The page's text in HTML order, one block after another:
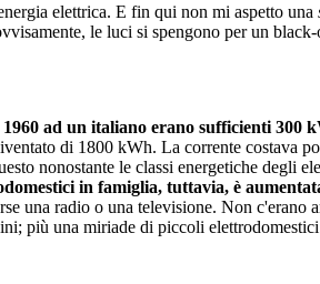
elettrica. E fin qui non mi aspetto una
le luci si spengono per un
1960 ad un italiano erano sufficienti 300
di 1800 kWh. La corrente costava
nonostante le classi energetiche degli
in famiglia, tuttavia, è
una radio o una televisione. Non
più una miriade di piccoli